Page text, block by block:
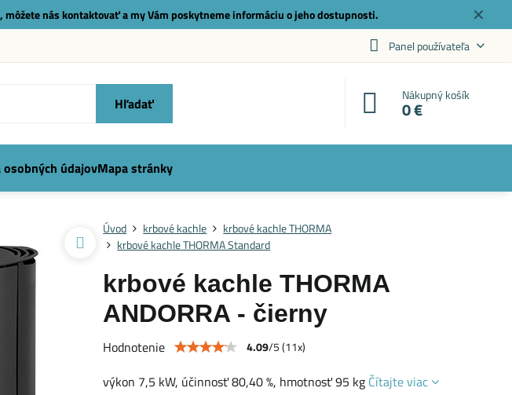
✕
nás kontaktovaťa my Vám poskytneme informáciu o jeho dostupnosti.
Panel používateľa
Hľadať Nákupný košík
0 €
osobných údajovMapa stránky
Úvod krbové kachle
krbové kachle THORMA
krbové kachle THORMA Standard
krbové kachle THORMA
ANDORRA - čierny
Hodnotenie 4.09/5(11x)
výkon 7,5 kW, účinnosť 80,40 %, hmotnosť 95 kg Čítajte viac